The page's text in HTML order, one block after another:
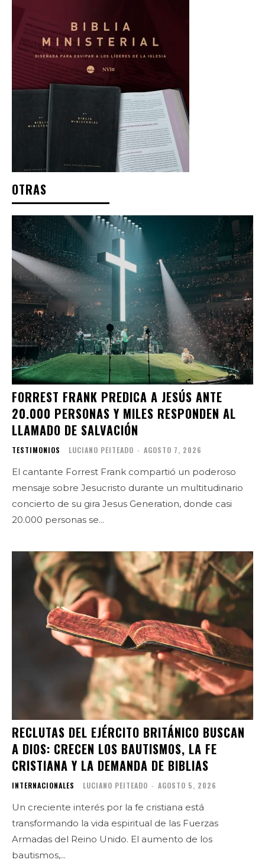
OTRAS
FORREST FRANK PREDICA A JESÚS ANTE
20.000 PERSONAS Y MILES RESPONDEN AL
LLAMADO DE SALVACIÓN
TESTIMONIOS LUCIANO PEITEADO - AGOSTO 7, 2026
El cantante Forrest Frank compartió un poderoso
mensaje sobre Jesucristo durante un multitudinario
concierto de su gira Jesus Generation, donde casi
20.000 personas se...
RECLUTAS DEL EJÉRCITO BRITÁNICO BUSCAN
A DIOS: CRECEN LOS BAUTISMOS, LA FE
CRISTIANA Y LA DEMANDA DE BIBLIAS
INTERNACIONALES LUCIANO PEITEADO - AGOSTO 5, 2026
Un creciente interés por la fe cristiana está
transformando la vida espiritual de las Fuerzas
Armadas del Reino Unido. El aumento de los
bautismos,...